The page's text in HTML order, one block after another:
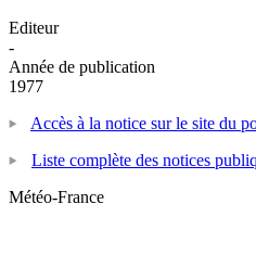
Editeur
-
Année de publication
1977
Accès à la notice sur le site du
Liste complète des notices
Météo-France